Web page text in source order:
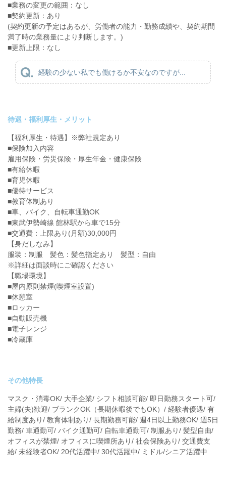
■業務の変更の範囲：なし
■契約更新：あり
(契約更新の予定はあるが、労働者の能力・勤務成績や、契約期間
満了時の業務量により判断します。)
■更新上限：なし
経験の少ない私でも働けるか不安なのですが...
待遇・福利厚生・メリット
【福利厚生・待遇】※弊社規定あり
■保険加入内容
雇用保険・労災保険・厚生年金・健康保険
■有給休暇
■育児休暇
■優待サービス
■教育体制あり
■車、バイク、自転車通勤OK
■東武伊勢崎線 館林駅から車で15分
■交通費：上限あり(月額)30,000円
【身だしなみ】
服装：制服 髪色：髪色指定あり 髪型：自由
※詳細は面談時にご確認ください
【職場環境】
■屋内原則禁煙(喫煙室設置)
■休憩室
■ロッカー
■自動販売機
■電子レンジ
■冷蔵庫
その他特長
マスク・消毒OK/ 大手企業/ シフト相談可能/ 即日勤務スタート可/
主婦(夫)歓迎/ ブランクOK（長期休暇後でもOK）/ 経験者優遇/ 有
給制度あり/ 教育体制あり/ 長期勤務可能/ 週4日以上勤務OK/ 週5日
勤務/ 車通勤可/ バイク通勤可/ 自転車通勤可/ 制服あり/ 髪型自由/
オフィスが禁煙/ オフィスに喫煙所あり/ 社会保険あり/ 交通費支
給/ 未経験者OK/ 20代活躍中/ 30代活躍中/ ミドル/シニア活躍中